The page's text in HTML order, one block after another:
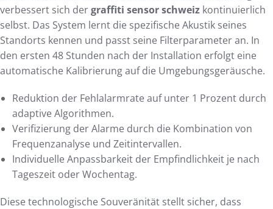
verbessert sich dergraffiti sensor schweiz kontinuierlich
selbst. Das System lernt die spezifische Akustik seines
Standorts kennen und passt seine Filterparameter an. In
den ersten 48 Stunden nach der Installation erfolgt eine
automatische Kalibrierung auf die Umgebungsgeräusche.
Reduktion der Fehlalarmrate auf unter 1 Prozent durch
adaptive Algorithmen.
Verifizierung der Alarme durch die Kombination von
Frequenzanalyse und Zeitintervallen.
Individuelle Anpassbarkeit der Empfindlichkeit je nach
Tageszeit oder Wochentag.
Diese technologische Souveränität stellt sicher, dass